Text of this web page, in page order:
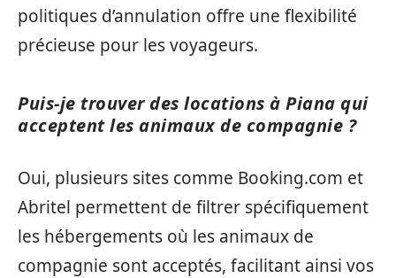
politiques d’annulation offre une flexibilité
précieuse pour les voyageurs.
Puis-je trouver des locations à Piana qui
acceptent les animaux de compagnie ?
Oui, plusieurs sites comme Booking.com et
Abritel permettent de filtrer spécifiquement
les hébergements où les animaux de
compagnie sont acceptés, facilitant ainsi vos